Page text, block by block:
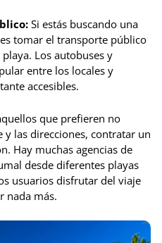
Si estás buscando una
tomar el transporte público
Los autobuses y
entre los locales y
accesibles.
que prefieren no
las direcciones, contratar un
Hay muchas agencias de
desde diferentes playas
usuarios disfrutar del viaje
nada más.